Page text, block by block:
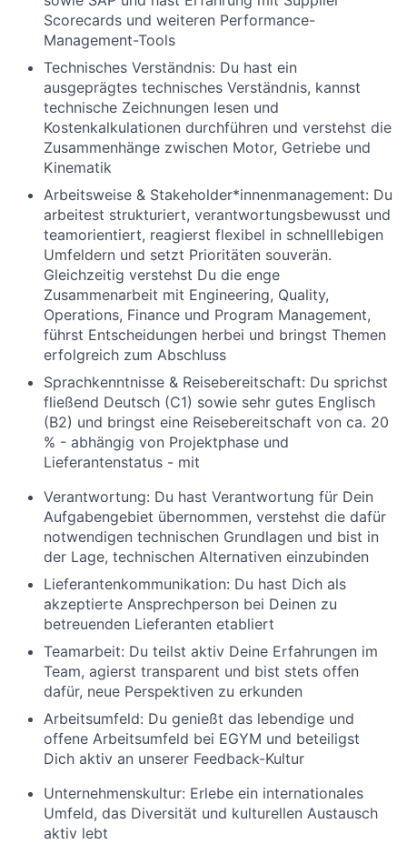
Scorecards und weiteren Performance-
Management-Tools
Technisches Verständnis: Du hast ein
ausgeprägtes technisches Verständnis, kannst
technische Zeichnungen lesen und
Kostenkalkulationen durchführen und verstehst die
Zusammenhänge zwischen Motor, Getriebe und
Kinematik
Arbeitsweise & Stakeholder*innenmanagement: Du
arbeitest strukturiert, verantwortungsbewusst und
teamorientiert, reagierst flexibel in schnelllebigen
Umfeldern und setzt Prioritäten souverän.
Gleichzeitig verstehst Du die enge
Zusammenarbeit mit Engineering, Quality,
Operations, Finance und Program Management,
führst Entscheidungen herbei und bringst Themen
erfolgreich zum Abschluss
Sprachkenntnisse & Reisebereitschaft: Du sprichst
fließend Deutsch (C1) sowie sehr gutes Englisch
(B2) und bringst eine Reisebereitschaft von ca. 20
% - abhängig von Projektphase und
Lieferantenstatus - mit
Verantwortung: Du hast Verantwortung für Dein
Aufgabengebiet übernommen, verstehst die dafür
notwendigen technischen Grundlagen und bist in
der Lage, technischen Alternativen einzubinden
Lieferantenkommunikation: Du hast Dich als
akzeptierte Ansprechperson bei Deinen zu
betreuenden Lieferanten etabliert
Teamarbeit: Du teilst aktiv Deine Erfahrungen im
Team, agierst transparent und bist stets offen
dafür, neue Perspektiven zu erkunden
Arbeitsumfeld: Du genießt das lebendige und
offene Arbeitsumfeld bei EGYM und beteiligst
Dich aktiv an unserer Feedback-Kultur
Unternehmenskultur: Erlebe ein internationales
Umfeld, das Diversität und kulturellen Austausch
aktiv lebt